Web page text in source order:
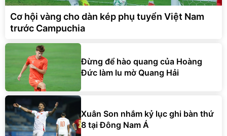
Cơ hội vàng cho dàn kép phụ tuyển Việt Nam
trước Campuchia
Đừng để hào quang của Hoàng
Đức làm lu mờ Quang Hải
Xuân Son nhắm kỷ lục ghi bàn thứ
8 tại Đông Nam Á